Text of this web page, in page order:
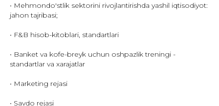
• Mehmondo'stlik sektorini rivojlantirishda yashil iqtisodiyot:
jahon tajribasi;
• F&B hisob-kitoblari, standartlari
• Banket va kofe-breyk uchun oshpazlik treningi -
standartlar va xarajatlar
• Marketing rejasi
• Savdo rejasi